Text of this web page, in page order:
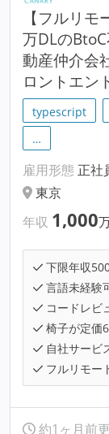
【フルリ
万DLの
動産仲介会
ロントエン
typescript
…
雇用形態 正社
東京
年収 1,000
下限年収
言語未経験
コードレビ
椅子が定価
自社サービ
フルリモー
約1ヶ月前